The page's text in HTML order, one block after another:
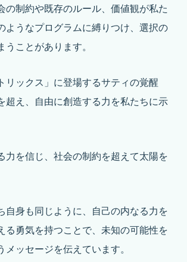
の制約や既存のルール、価値観が私た
ようなプログラムに縛りつけ、選択の
ことがあります。
リックス」に登場するサティの覚醒
超え、自由に創造する力を私たちに示
力を信じ、社会の制約を超えて太陽を
自身も同じように、自己の内なる力を
る勇気を持つことで、未知の可能性を
ッセージを伝えています。